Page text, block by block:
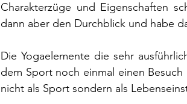
Charakterzüge und Eigenschaften
dann aber den Durchblick und habe
Die Yogaelemente die sehr
dem Sport noch einmal einen
nicht als Sport sondern als